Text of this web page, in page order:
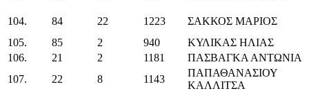
104. 84 22 1223
ΣΑΚΚΟΣ ΜΑΡΙΟΣ
105.
85 2 940
ΚΥΛΙΚΑΣ ΗΛΙΑΣ
106.
21 2 1181
ΠΑΣΒΑΓΚΑ ΑΝΤΩΝΙΑ
107.
22 8 1143
ΠΑΠΑΘΑΝΑΣΙΟΥ
ΚΑΛΛΙΤΣΑ